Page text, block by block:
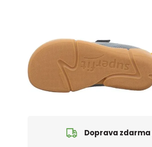
Doprava zdarma